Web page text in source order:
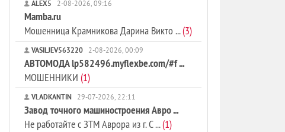
ALEX5 2-08-2026, 09:16
Mamba.ru
Мошенница Крамникова Дарина Викто ...(3)
VASILJEV563220 2-08-2026, 00:09
АВТОМОДА lp582496.myflexbe.com/#f ...
МОШЕННИКИ (1)
VLADKANTIN 29-07-2026, 22:11
Завод точного машиностроения Авро ...
Не работайте с ЗТМ Аврора из г. С ...(1)